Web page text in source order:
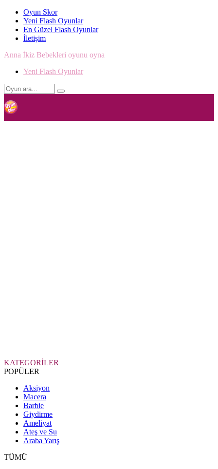
Oyun Skor
Yeni Flash Oyunlar
En Güzel Flash Oyunlar
İletişim
Anna İkiz Bebekleri oyunu oyna
Yeni Flash Oyunlar
KATEGORİLER
POPÜLER
Aksiyon
Macera
Barbie
Giydirme
Ameliyat
Ateş ve Su
Araba Yarış
TÜMÜ